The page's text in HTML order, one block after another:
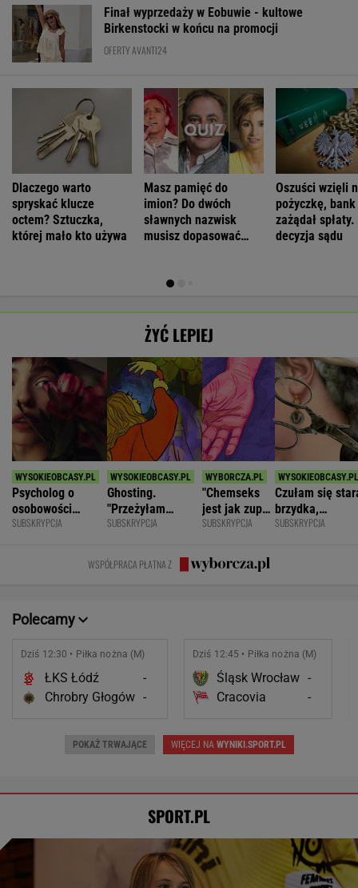
Finał wyprzedaży w Eobuwie - kultowe
Birkenstocki w końcu na promocji
OFERTY AVANTI24
Dlaczego warto
spryskać klucze
octem? Sztuczka,
której mało kto używa
Masz pamięć do
imion? Do dwóch
sławnych nazwisk
musisz dopasować
Oszuści wzięli
pożyczkę, bank
zażądał
decyzja sądu
ŻYĆ LEPIEJ
Psycholog o
osobowości
narcystycznej:
albo do niczego
SUBSKRYPCJA
Ghosting.
"Przeżyłam
najpiękniejszy
mnie i znikł"
SUBSKRYPCJA
"Chemseks
jest jak zupa.
Nażresz się,
znów jesteś
głodny"
SUBSKRYPCJA
Czułam się
brzydka,
niepotrzebna.
SUBSKRYPCJA
WSPÓŁPRACA PŁATNA Z
Polecamy
Dziś 12:30 • Piłka nożna (M)
ŁKS Łódź
-
Chrobry Głogów -
Dziś 12:45 • Piłka nożna (M)
Śląsk Wrocław -
Cracovia
-
POKAŻ TRWAJĄCE WIĘCEJ NAWYNIKI.SPORT.PL
SPORT.PL